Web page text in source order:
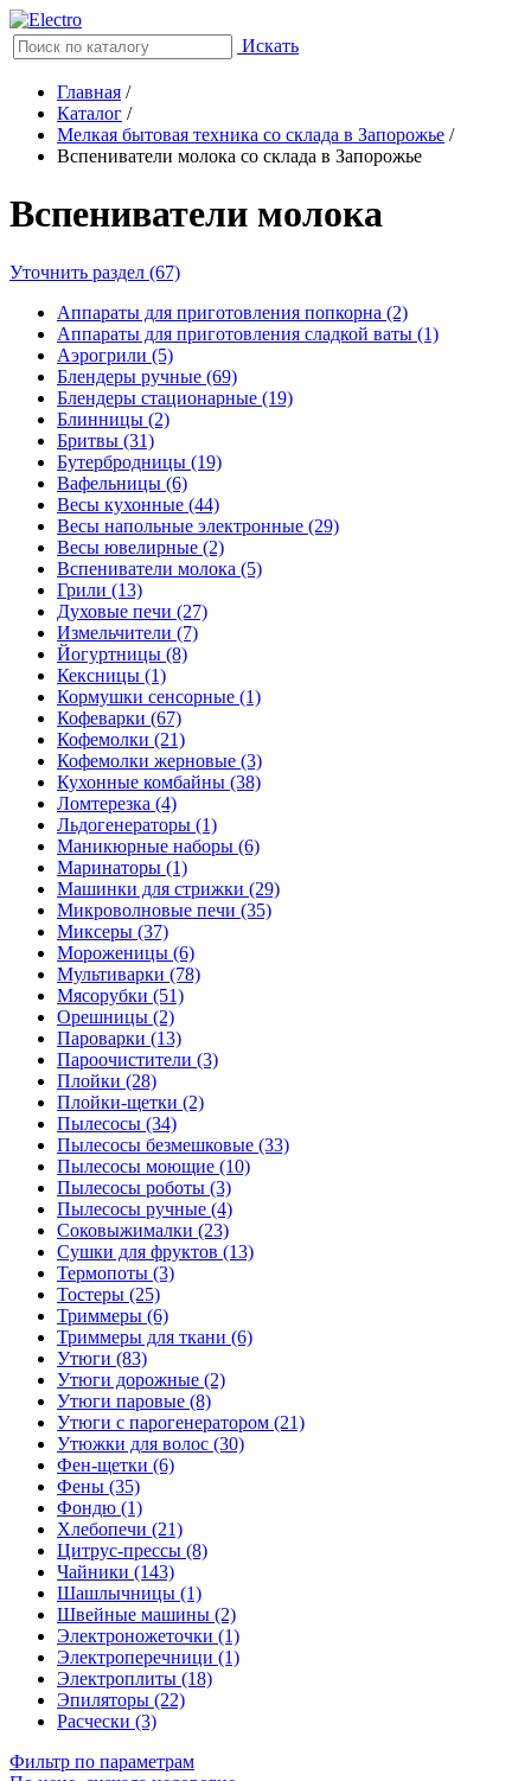
Искать
Главная /
Каталог /
Мелкая бытовая техника со склада в Запорожье /
Вспениватели молока со склада в Запорожье
Вспениватели молока
Уточнить раздел (67)
Аппараты для приготовления попкорна (2)
Аппараты для приготовления сладкой ваты (1)
Аэрогрили (5)
Блендеры ручные (69)
Блендеры стационарные (19)
Блинницы (2)
Бритвы (31)
Бутербродницы (19)
Вафельницы (6)
Весы кухонные (44)
Весы напольные электронные (29)
Весы ювелирные (2)
Вспениватели молока (5)
Грили (13)
Духовые печи (27)
Измельчители (7)
Йогуртницы (8)
Кексницы (1)
Кормушки сенсорные (1)
Кофеварки (67)
Кофемолки (21)
Кофемолки жерновые (3)
Кухонные комбайны (38)
Ломтерезка (4)
Льдогенераторы (1)
Маникюрные наборы (6)
Маринаторы (1)
Машинки для стрижки (29)
Микроволновые печи (35)
Миксеры (37)
Мороженицы (6)
Мультиварки (78)
Мясорубки (51)
Орешницы (2)
Пароварки (13)
Пароочистители (3)
Плойки (28)
Плойки-щетки (2)
Пылесосы (34)
Пылесосы безмешковые (33)
Пылесосы моющие (10)
Пылесосы роботы (3)
Пылесосы ручные (4)
Соковыжималки (23)
Сушки для фруктов (13)
Термопоты (3)
Тостеры (25)
Триммеры (6)
Триммеры для ткани (6)
Утюги (83)
Утюги дорожные (2)
Утюги паровые (8)
Утюги с парогенератором (21)
Утюжки для волос (30)
Фен-щетки (6)
Фены (35)
Фондю (1)
Хлебопечи (21)
Цитрус-прессы (8)
Чайники (143)
Шашлычницы (1)
Швейные машины (2)
Электроножеточки (1)
Электроперечници (1)
Электроплиты (18)
Эпиляторы (22)
Расчески (3)
Фильтр по параметрам